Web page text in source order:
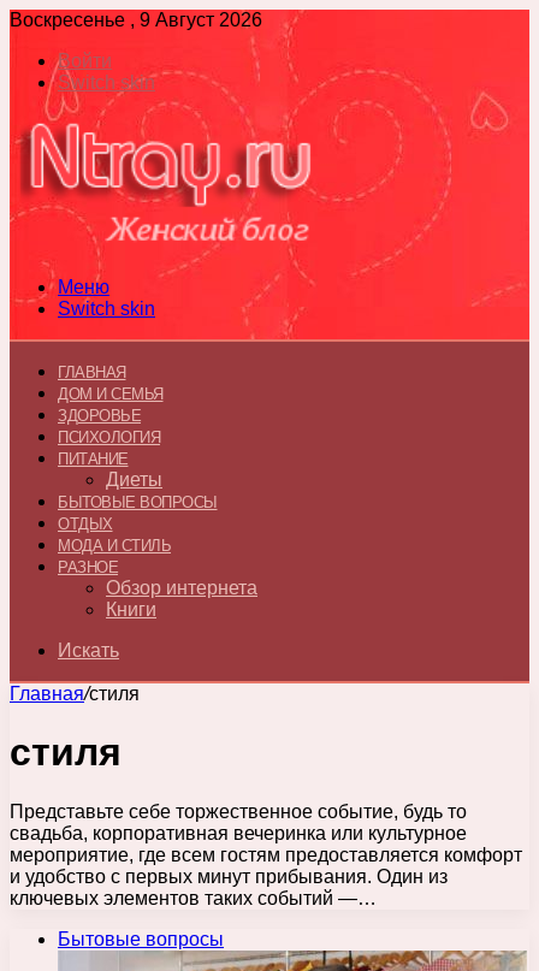
Воскресенье , 9 Август 2026
Войти
Switch skin
Меню
Switch skin
ГЛАВНАЯ
ДОМ И СЕМЬЯ
ЗДОРОВЬЕ
ПСИХОЛОГИЯ
ПИТАНИЕ
Диеты
БЫТОВЫЕ ВОПРОСЫ
ОТДЫХ
МОДА И СТИЛЬ
РАЗНОЕ
Обзор интернета
Книги
Искать
Главная/стиля
стиля
Представьте себе торжественное событие, будь то
свадьба, корпоративная вечеринка или культурное
мероприятие, где всем гостям предоставляется комфорт
и удобство с первых минут прибывания. Один из
ключевых элементов таких событий —…
Бытовые вопросы